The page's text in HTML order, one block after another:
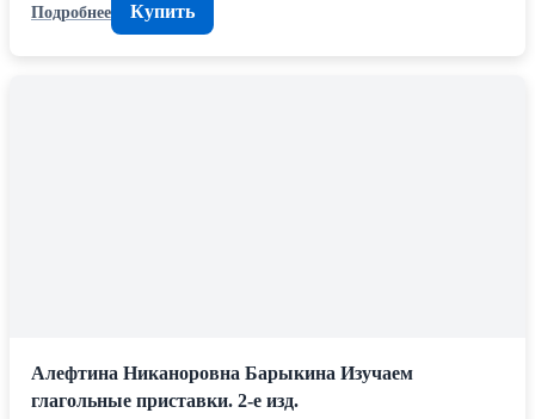
Подробнее
Купить
Алефтина Никаноровна Барыкина Изучаем
глагольные приставки. 2-е изд.